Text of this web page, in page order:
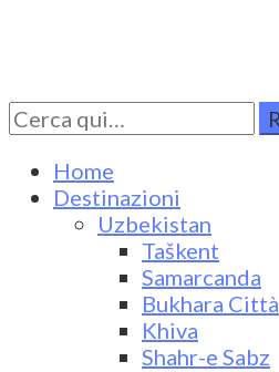
Turkestan Travel
Discover Central Asia
Cerca
per:
Home
Destinazioni
Uzbekistan
Taškent
Samarcanda
Bukhara Città
Khiva
Shahr-e Sabz